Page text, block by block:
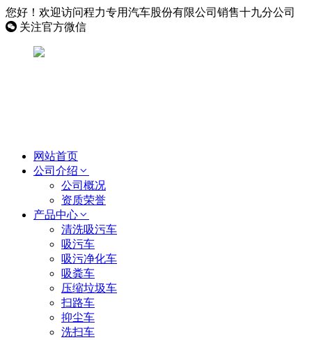
您好！欢迎访问程力专用汽车股份有限公司销售十九分公司
关注官方微信
网站首页
公司介绍
公司概况
资质荣誉
产品中心
清洗吸污车
吸污车
吸污净化车
吸粪车
压缩垃圾车
扫路车
抑尘车
洗扫车